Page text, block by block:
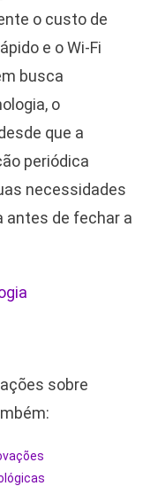
o custo de
e o Wi-Fi
busca
o
que a
periódica
necessidades
antes de fechar a
sobre